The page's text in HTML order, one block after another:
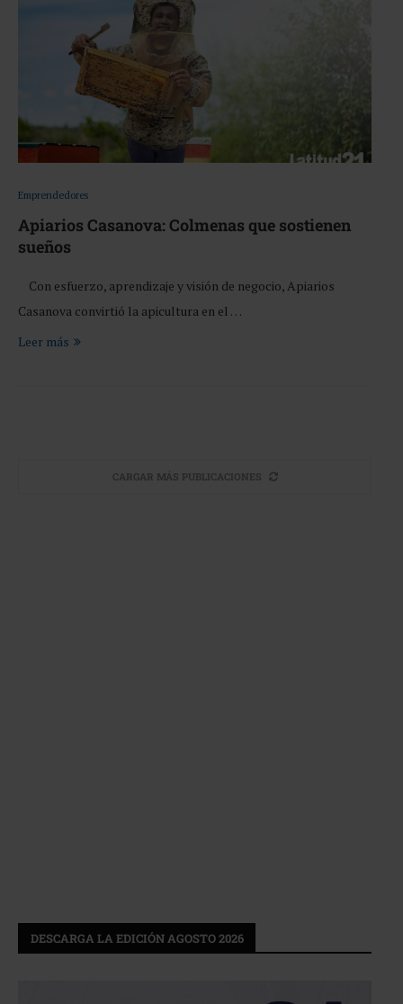
Emprendedores
Apiarios Casanova: Colmenas que sostienen
sueños
Con esfuerzo, aprendizaje y visión de negocio, Apiarios
Casanova convirtió la apicultura en el …
Leer más
CARGAR MÁS PUBLICACIONES
DESCARGA LA EDICIÓN AGOSTO 2026